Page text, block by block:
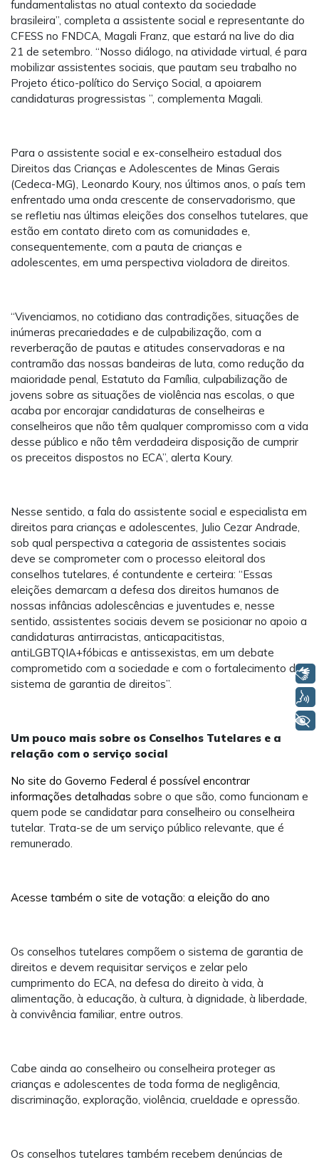
fundamentalistas no atual contexto da sociedade
brasileira”, completa a assistente social e representante do
CFESS no FNDCA, Magali Franz, que estará na live do dia
21 de setembro. “Nosso diálogo, na atividade virtual, é para
mobilizar assistentes sociais, que pautam seu trabalho no
Projeto ético-político do Serviço Social, a apoiarem
candidaturas progressistas ”, complementa Magali.
Para o assistente social e ex-conselheiro estadual dos
Direitos das Crianças e Adolescentes de Minas Gerais
(Cedeca-MG), Leonardo Koury, nos últimos anos, o país tem
enfrentado uma onda crescente de conservadorismo, que
se refletiu nas últimas eleições dos conselhos tutelares, que
estão em contato direto com as comunidades e,
consequentemente, com a pauta de crianças e
adolescentes, em uma perspectiva violadora de direitos.
“Vivenciamos, no cotidiano das contradições, situações de
inúmeras precariedades e de culpabilização, com a
reverberação de pautas e atitudes conservadoras e na
contramão das nossas bandeiras de luta, como redução da
maioridade penal, Estatuto da Família, culpabilização de
jovens sobre as situações de violência nas escolas, o que
acaba por encorajar candidaturas de conselheiras e
conselheiros que não têm qualquer compromisso com a vida
desse público e não têm verdadeira disposição de cumprir
os preceitos dispostos no ECA”, alerta Koury.
Nesse sentido, a fala do assistente social e especialista em
direitos para crianças e adolescentes, Julio Cezar Andrade,
sob qual perspectiva a categoria de assistentes sociais
deve se comprometer com o processo eleitoral dos
conselhos tutelares, é contundente e certeira: “Essas
eleições demarcam a defesa dos direitos humanos de
nossas infâncias adolescências e juventudes e, nesse
sentido, assistentes sociais devem se posicionar no apoio a
candidaturas antirracistas, anticapacitistas,
antiLGBTQIA+fóbicas e antissexistas, em um debate
comprometido com a sociedade e com o fortalecimento do
sistema de garantia de direitos”.
Um pouco mais sobre os Conselhos Tutelares e a
relação com o serviço social
No site do Governo Federal é possível encontrar
informações detalhadas sobre o que são, como funcionam e
quem pode se candidatar para conselheiro ou conselheira
tutelar. Trata-se de um serviço público relevante, que é
remunerado.
Acesse também o site de votação: a eleição do ano
Os conselhos tutelares compõem o sistema de garantia de
direitos e devem requisitar serviços e zelar pelo
cumprimento do ECA, na defesa do direito à vida, à
alimentação, à educação, à cultura, à dignidade, à liberdade,
à convivência familiar, entre outros.
Cabe ainda ao conselheiro ou conselheira proteger as
crianças e adolescentes de toda forma de negligência,
discriminação, exploração, violência, crueldade e opressão.
Os conselhos tutelares também recebem denúncias de
Libras